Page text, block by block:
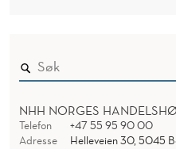
NHH NORGES
Telefon
+47 55 95 90 00
Adresse
Helleveien 30, 5045